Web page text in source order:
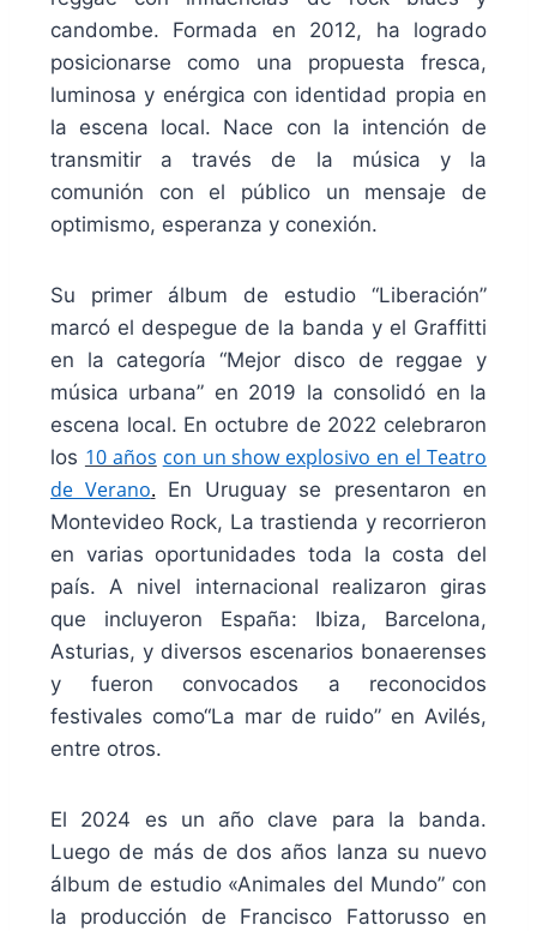
candombe. Formada en 2012, ha logrado
posicionarse como una propuesta fresca,
luminosa y enérgica con identidad propia en
la escena local. Nace con la intención de
transmitir a través de la música y la
comunión con el público un mensaje de
optimismo, esperanza y conexión.
Su primer álbum de estudio “Liberación”
marcó el despegue de la banda y el Graffitti
en la categoría “Mejor disco de reggae y
música urbana” en 2019 la consolidó en la
escena local. En octubre de 2022 celebraron
los 10 años con un show explosivo en el Teatro
de Verano. En Uruguay se presentaron en
Montevideo Rock, La trastienda y recorrieron
en varias oportunidades toda la costa del
país. A nivel internacional realizaron giras
que incluyeron España: Ibiza, Barcelona,
Asturias, y diversos escenarios bonaerenses
y fueron convocados a reconocidos
festivales como“La mar de ruido” en Avilés,
entre otros.
El 2024 es un año clave para la banda.
Luego de más de dos años lanza su nuevo
álbum de estudio «Animales del Mundo” con
la producción de Francisco Fattorusso en